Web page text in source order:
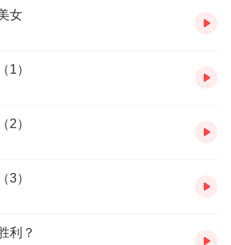
女
1）
2）
3）
利？